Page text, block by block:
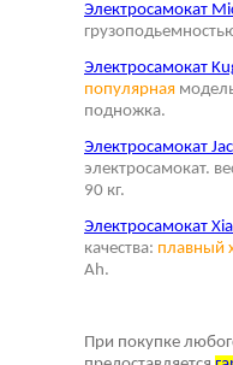
Электросамокат
Электросамокат
популярная
подножка.
Электросамокат
электросамокат.
90 кг.
Электросамокат
качества: плавный
Ah.
При покупке